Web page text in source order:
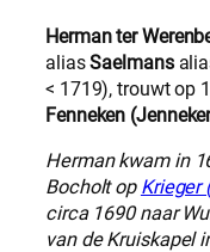
Herman ter
aliasSaelmans
< 1719), trouwt op
Fenneken
Herman kwam in
Bocholt op Krieger
circa 1690 naar
van de Kruiskapel